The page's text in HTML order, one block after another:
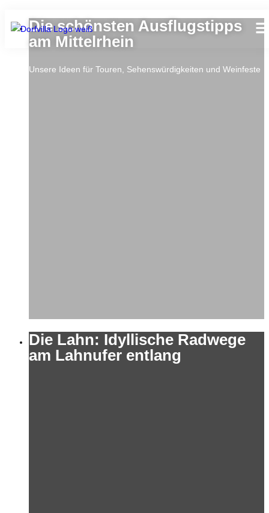
Die schönsten Ausflugstipps
am Mittelrhein
Unsere Ideen für Touren, Sehenswürdigkeiten und Weinfeste
Die Lahn: Idyllische Radwege
am Lahnufer entlang